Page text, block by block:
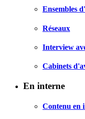
Ensembles
Réseaux
Interview
Cabinets
En interne
Contenu en